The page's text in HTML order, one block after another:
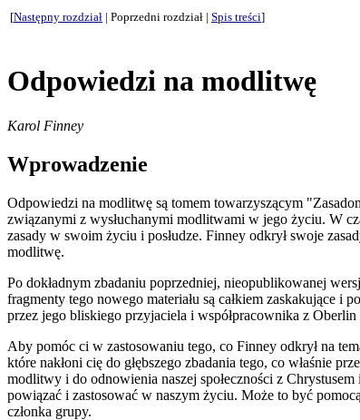
[Następny rozdział | Poprzedni rozdział | Spis treści]
Odpowiedzi na modlitwę
Karol Finney
Wprowadzenie
Odpowiedzi na modlitwę są tomem towarzyszącym
związanymi z wysłuchanymi modlitwami w jego życiu. W
zasady w swoim życiu i posłudze. Finney odkrył swoje
modlitwę.
Po dokładnym zbadaniu poprzedniej, nieopublikowanej
fragmenty tego nowego materiału są całkiem zaskakujące
przez jego bliskiego przyjaciela i współpracownika z
Aby pomóc ci w zastosowaniu tego, co Finney odkrył na
które nakłoni cię do głębszego zbadania tego, co właśnie
modlitwy i do odnowienia naszej społeczności z
powiązać i zastosować w naszym życiu. Może to być
członka grupy.